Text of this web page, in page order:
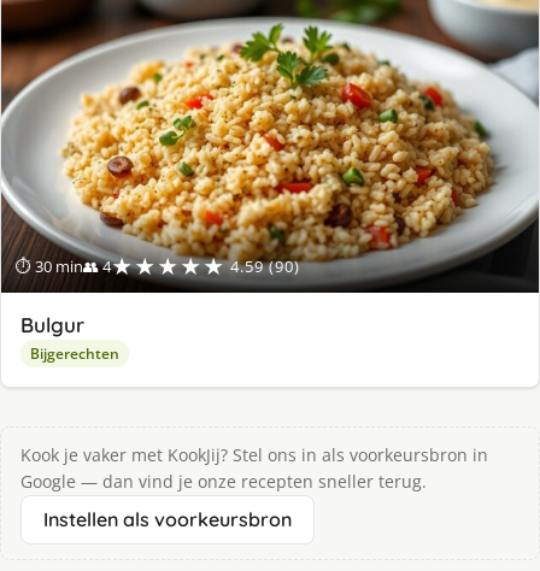
⏱ 30 min👥 4★★★★★ 4.59 (90)
Bulgur
Bijgerechten
Kook je vaker met KookJij? Stel ons in als voorkeursbron in
Google — dan vind je onze recepten sneller terug.
Instellen als voorkeursbron